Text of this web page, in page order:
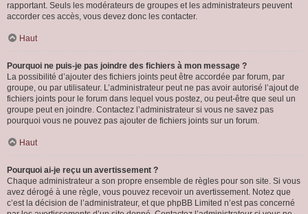
rapportant. Seuls les modérateurs de groupes et les administrateurs peuvent
accorder ces accès, vous devez donc les contacter.
Haut
Pourquoi ne puis-je pas joindre des fichiers à mon message ?
La possibilité d’ajouter des fichiers joints peut être accordée par forum, par
groupe, ou par utilisateur. L’administrateur peut ne pas avoir autorisé l’ajout de
fichiers joints pour le forum dans lequel vous postez, ou peut-être que seul un
groupe peut en joindre. Contactez l’administrateur si vous ne savez pas
pourquoi vous ne pouvez pas ajouter de fichiers joints sur un forum.
Haut
Pourquoi ai-je reçu un avertissement ?
Chaque administrateur a son propre ensemble de règles pour son site. Si vous
avez dérogé à une règle, vous pouvez recevoir un avertissement. Notez que
c’est la décision de l’administrateur, et que phpBB Limited n’est pas concerné